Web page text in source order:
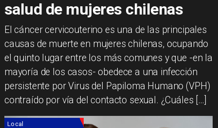
salud de mujeres chilenas
El cáncer cervicouterino es una de las principales
causas de muerte en mujeres chilenas, ocupando
el quinto lugar entre los más comunes y que -en la
mayoría de los casos- obedece a una infección
persistente por Virus del Papiloma Humano (VPH)
contraído por vía del contacto sexual. ¿Cuáles […]
Local